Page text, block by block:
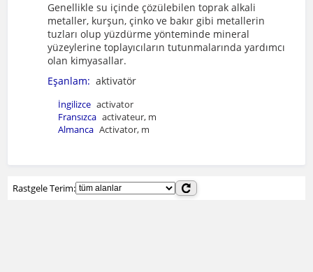
Genellikle su içinde çözülebilen toprak alkali
metaller, kurşun, çinko ve bakır gibi metallerin
tuzları olup yüzdürme yönteminde mineral
yüzeylerine toplayıcıların tutunmalarında yardımcı
olan kimyasallar.
Eşanlam: aktivatör
İngilizce activator
Fransızca activateur, m
Almanca Activator, m
Rastgele Terim: